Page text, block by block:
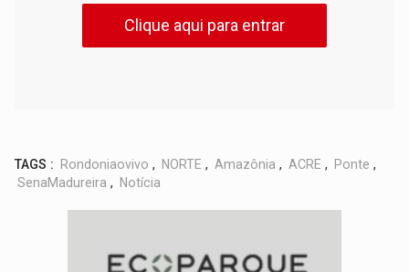
Clique aqui para entrar
TAGS : Rondoniaovivo , NORTE , Amazônia , ACRE , Ponte ,
SenaMadureira , Notícia